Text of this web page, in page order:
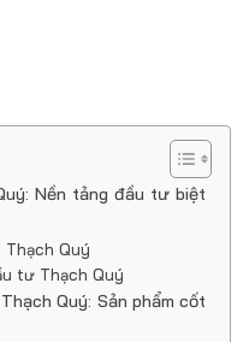
Nền tảng đầu tư biệt
Quý
tư Thạch Quý
Quý: Sản phẩm cốt